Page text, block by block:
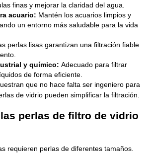
finas y mejorar la claridad del agua.
acuario: Mantén los acuarios limpios y
un entorno más saludable para la vida
perlas lisas garantizan una filtración fiable
y químico: Adecuado para filtrar
de forma eficiente.
que no hace falta ser ingeniero para
de vidrio pueden simplificar la filtración.
perlas de filtro de vidrio
requieren perlas de diferentes tamaños.